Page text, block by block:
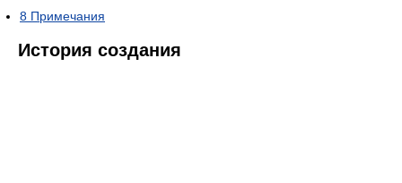
8 Примечания
История создания